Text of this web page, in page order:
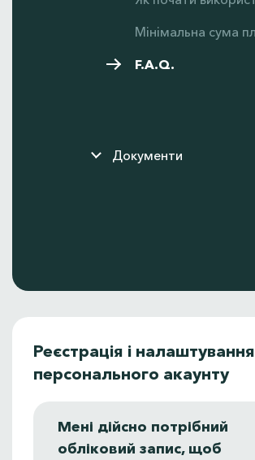
F.A.Q.
Документи
Реєстрація і налаштування
персонального акаунту
Мені дійсно потрібний
обліковий запис, щоб